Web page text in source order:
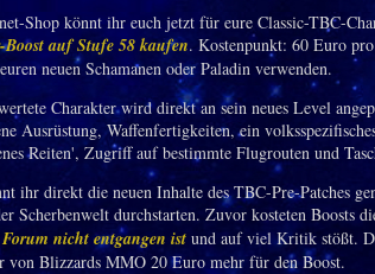
Shop könnt ihr euch jetzt für eure Classic-TBC-
Boost auf Stufe 58 kaufen. Kostenpunkt: 60 Euro
neuen Schamanen oder Paladin verwenden.
Charakter wird direkt an sein neues Level
Ausrüstung, Waffenfertigkeiten, ein
Reiten', Zugriff auf bestimmte Flugrouten und
ihr direkt die neuen Inhalte des TBC-Pre-Patches
Scherbenwelt durchstarten. Zuvor kosteten Boosts
nicht entgangen istund auf viel Kritik stößt.
von Blizzards MMO 20 Euro mehr für den Boost.